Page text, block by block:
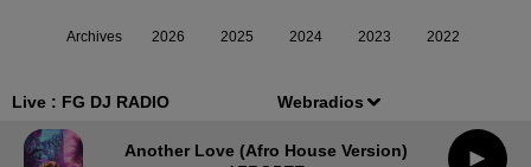
Live : FG DJ RADIO Webradios
Another Love (afro House Version)
Archives 2026 2025 2024 2023 2022